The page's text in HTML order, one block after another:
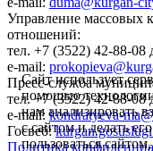
Управление массовых
отношений:
тел. +7 (3522) 42-88-08
e-mail:
Пресс-служба
тел. +7 (3522) 42-88-
e-mail:kondratyeva-
Госвеб:
Политика
Сайт использует
помощью
нам анализировать
с сайтом и делать
пользоваться